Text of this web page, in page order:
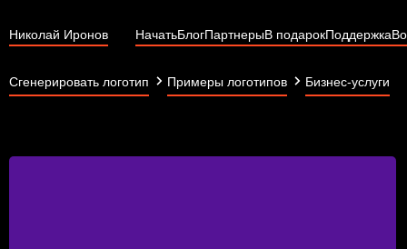
Николай Иронов НачатьБлогПартнерыВ подарокПоддержка
Сгенерировать логотип Примеры логотипов Бизнес-услуги